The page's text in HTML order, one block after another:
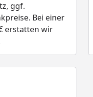
ggf.
Bei einer
erstatten wir